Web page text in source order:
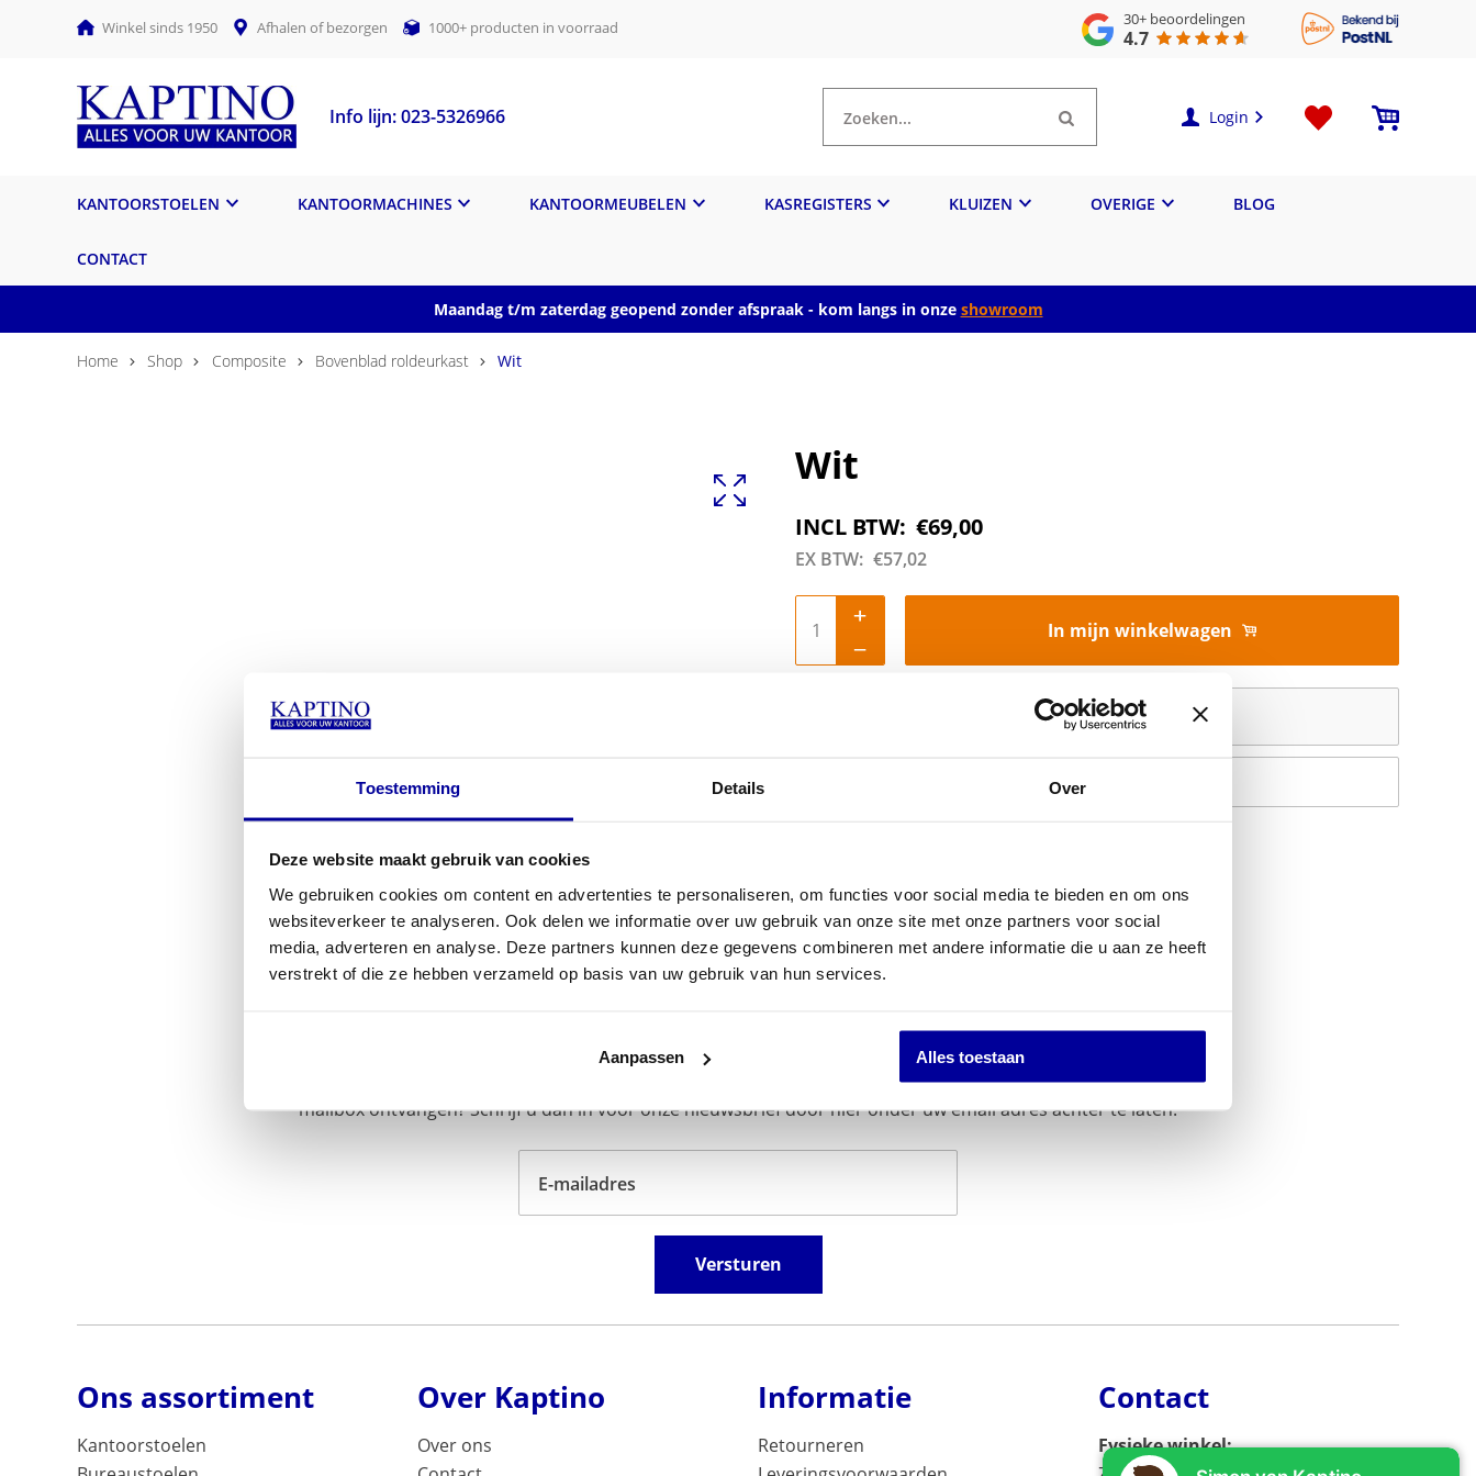
Toestemming Details Over
Deze website maakt gebruik van cookies
We gebruiken cookies om content en advertenties te personaliseren, om functies voor social media te bieden en om ons
websiteverkeer te analyseren. Ook delen we informatie over uw gebruik van onze site met onze partners voor social
media, adverteren en analyse. Deze partners kunnen deze gegevens combineren met andere informatie die u aan ze heeft
verstrekt of die ze hebben verzameld op basis van uw gebruik van hun services.
Aanpassen Alles toestaan
Winkel sinds 1950 Afhalen of bezorgen 1000+ producten in voorraad 30+ beoordelingen
4.7
Info lijn: 023-5326966 Zoeken... Login
KANTOORSTOELEN KANTOORMACHINES KANTOORMEUBELEN KASREGISTERS KLUIZEN OVERIGE BLOG
CONTACT
Maandag t/m zaterdag geopend zonder afspraak - kom langs in onze showroom
Home Shop Composite Bovenblad roldeurkast Wit
Wit
INCL BTW: €69,00
EX BTW: €57,02
In mijn winkelwagen
Offerte aanvragen
Op verlanglijstje
Schrijf u in voor onze nieuwsbrief
Wilt u up-to-date blijven van de nieuwste artikelen? En wilt u als eerste onze acties en aanbiedingen in uw
mailbox ontvangen? Schrijf u dan in voor onze nieuwsbrief door hier onder uw email adres achter te laten.
E-mailadres
Versturen
Ons assortiment
Kantoorstoelen
Over Kaptino
Over ons
Informatie
Retourneren
Contact
Fysieke winkel: